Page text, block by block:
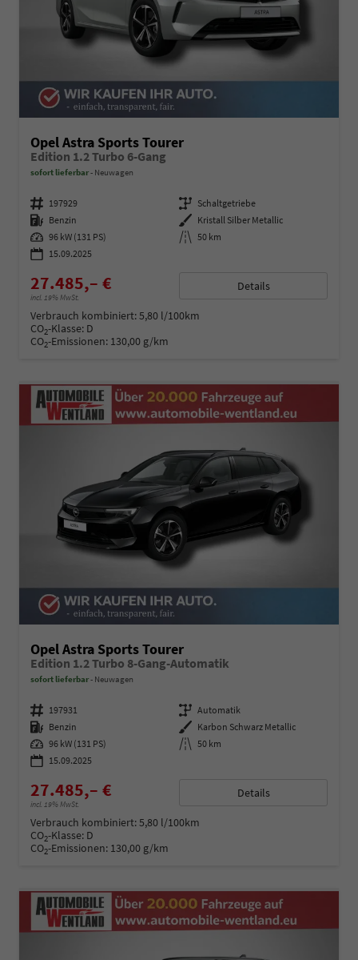
Opel Astra Sports Tourer
Edition 1.2 Turbo 6-Gang
sofort lieferbar Neuwagen
Fahrzeugnummer 197929 Getriebe Schaltgetriebe
Kraftstoff Benzin Außenfarbe Kristall Silber Metallic
Leistung 96 kW (131 PS) Kilometerstand 50 km
15.09.2025
27.485,– €
incl. 19% MwSt.
Details
Verbrauch kombiniert:5,80 l/100km
CO2-Klasse: D
CO2-Emissionen: 130,00 g/km
Opel Astra Sports Tourer
Edition 1.2 Turbo 8-Gang-Automatik
sofort lieferbar Neuwagen
Fahrzeugnummer 197931 Getriebe Automatik
Kraftstoff Benzin Außenfarbe Karbon Schwarz Metallic
Leistung 96 kW (131 PS) Kilometerstand 50 km
15.09.2025
27.485,– €
incl. 19% MwSt.
Details
Verbrauch kombiniert:5,80 l/100km
CO2-Klasse: D
CO2-Emissionen: 130,00 g/km